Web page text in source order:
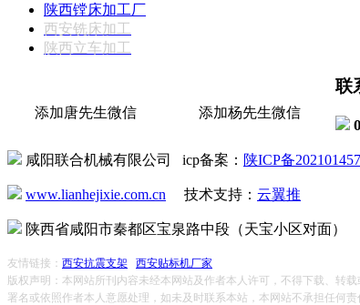
陕西镗床加工厂
西安铣床加工
陕西立车加工
添加唐先生微信 添加杨先生微信
联
咸阳联合机械有限公司 icp备案： 陕ICP备
www.lianhejixie.com.cn 技术支持： 云翼推
陕西省咸阳市秦都区宝泉路中段（天宝小区对面）
友情链接： 西安抗震支架
西安贴标机厂家
版权声明：本网站所刊内容未经本网站及作者本人许可，不得下载、转
署名或依照作者本人意愿处理，如未及时联系本站，本网站不承担任何责